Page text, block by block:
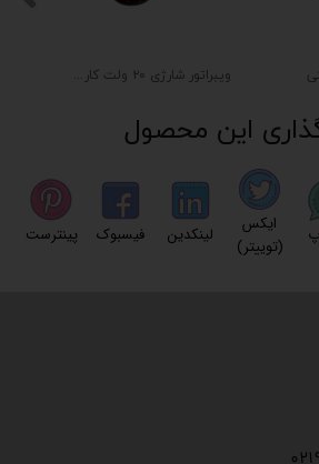
ویبراتور شارژی ۲۰ ولت کاریزما مدل GH200
ایکس
(توییتر)
لینکدین فیسبوک پینترست
این محصول